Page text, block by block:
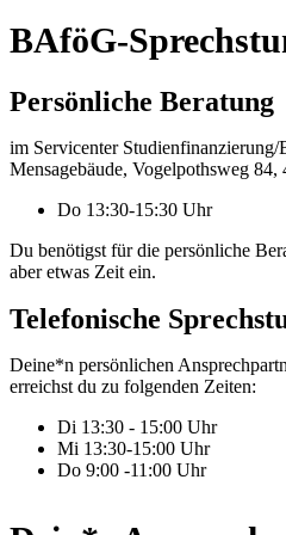
BAföG-
Persönliche Beratung
im Servicenter
Mensagebäude, Vogelpothsweg
Do 13:30-15:30 Uhr
Du benötigst für die persönliche
aber etwas Zeit ein.
Telefonische
Deine*n persönlichen
erreichst du zu folgenden Zeiten:
Di 13:30 - 15:00 Uhr
Mi 13:30-15:00 Uhr
Do 9:00 -11:00 Uhr